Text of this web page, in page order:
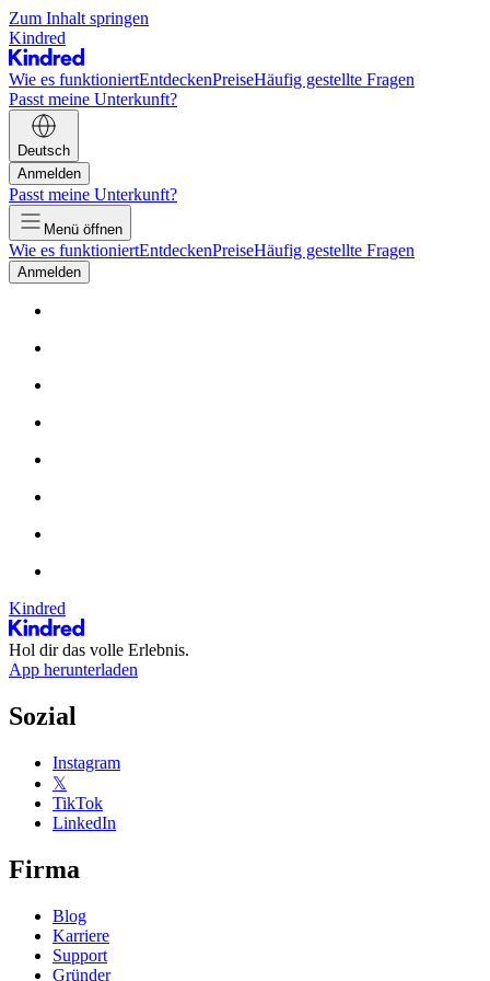
Zum Inhalt springen
Kindred
Wie es funktioniertEntdeckenPreiseHäufig gestellte Fragen
Passt meine Unterkunft?
Deutsch
Anmelden
Passt meine Unterkunft?
Menü öffnen
Wie es funktioniertEntdeckenPreiseHäufig gestellte Fragen
Anmelden
Kindred
Hol dir das volle Erlebnis.
App herunterladen
Sozial
Instagram
𝕏
TikTok
LinkedIn
Firma
Blog
Karriere
Support
Gründer